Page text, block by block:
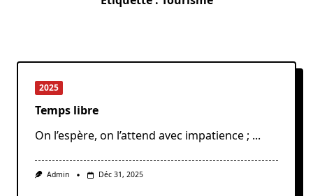
2025
Temps libre
On l’espère, on l’attend avec impatience ; ...
Admin Déc 31, 2025